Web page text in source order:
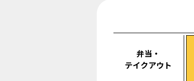
弁当・
テイクアウト